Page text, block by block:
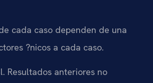
cada caso dependen de una
?nicos a cada caso.
Resultados anteriores no